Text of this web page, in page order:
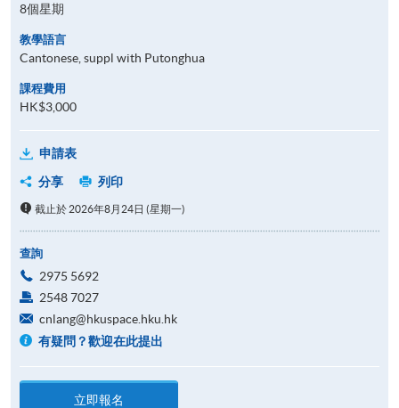
8個星期
教學語言
Cantonese, suppl with Putonghua
課程費用
HK$3,000
申請表
分享
列印
截止於 2026年8月24日 (星期一)
查詢
2975 5692
2548 7027
cnlang@hkuspace.hku.hk
有疑問？歡迎在此提出
立即報名